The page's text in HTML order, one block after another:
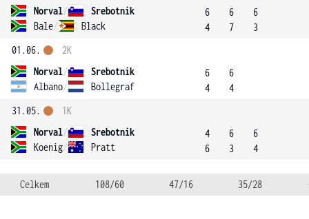
Norval/
Srebotnik
Bale/ Black
6
4
6
7
6
3
01.06.
Norval/
Srebotnik
Albano/ Bollegraf
2K
6
4
6
4
31.05.
Norval/
Srebotnik
Koenig/ Pratt
1K
4
6
6
3
6
4
Celkem 108/60 47/16 35/28